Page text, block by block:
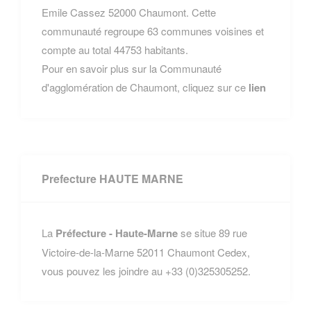
Emile Cassez 52000 Chaumont. Cette
communauté regroupe 63 communes voisines et
compte au total 44753 habitants.
Pour en savoir plus sur la Communauté
d'agglomération de Chaumont, cliquez sur ce lien
Prefecture HAUTE MARNE
La Préfecture - Haute-Marnese situe 89 rue
Victoire-de-la-Marne 52011 Chaumont Cedex,
vous pouvez les joindre au +33 (0)325305252.